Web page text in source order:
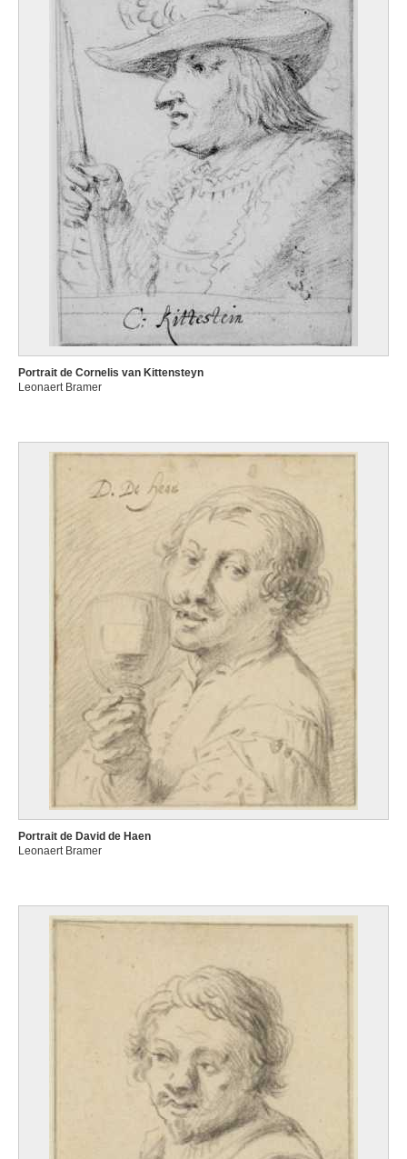
Portrait de Cornelis van Kittensteyn
Leonaert Bramer
Portrait de David de Haen
Leonaert Bramer